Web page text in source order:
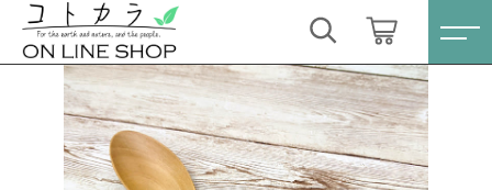
カートに商品を追加しました
ユニバーサルスプーン M 1本〔ツゲ〕
数量
ログイン / 会員登録
お気に入り すべて
キーワード検索